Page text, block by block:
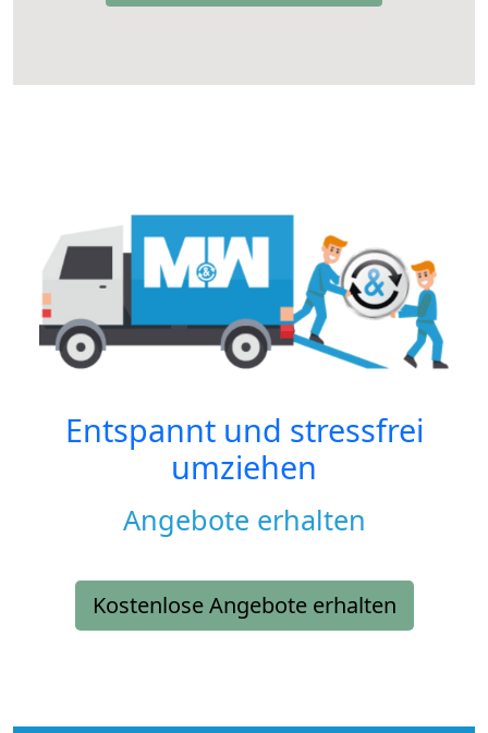
Entspannt und stressfrei
umziehen
Angebote erhalten
Kostenlose Angebote erhalten